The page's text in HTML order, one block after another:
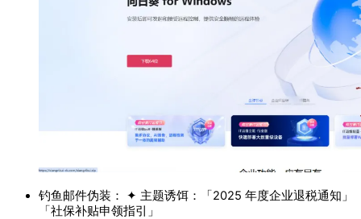
钓鱼邮件伪装： ✦ 主题诱饵：「2025 年度企业退税通知」
「社保补贴申领指引」